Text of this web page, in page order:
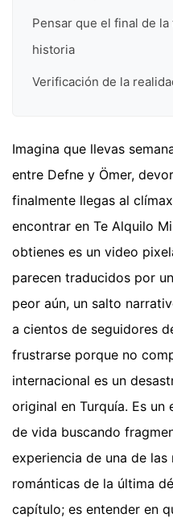
Pensar que el final de
historia
Verificación de la
Imagina que llevas
entre Defne y Ömer,
finalmente llegas al
encontrar en Te Alquilo
obtienes es un video
parecen traducidos por
peor aún, un salto
a cientos de seguidores
frustrarse porque no
internacional es un
original en Turquía. Es
de vida buscando
experiencia de una de
románticas de la última
capítulo; es entender en